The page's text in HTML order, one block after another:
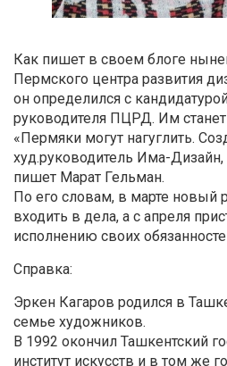
Как пишет в своем блоге
Пермского центра развития
он определился с
руководителя ПЦРД. Им
«Пермяки могут нагуглить.
худ.руководитель Има-Дизайн,
пишет Марат Гельман.
По его словам, в марте новый
входить в дела, а с апреля
исполнению своих
Справка:
Эркен Кагаров родился в
семье художников.
В 1992 окончил Ташкентский
институт искусств и в том же